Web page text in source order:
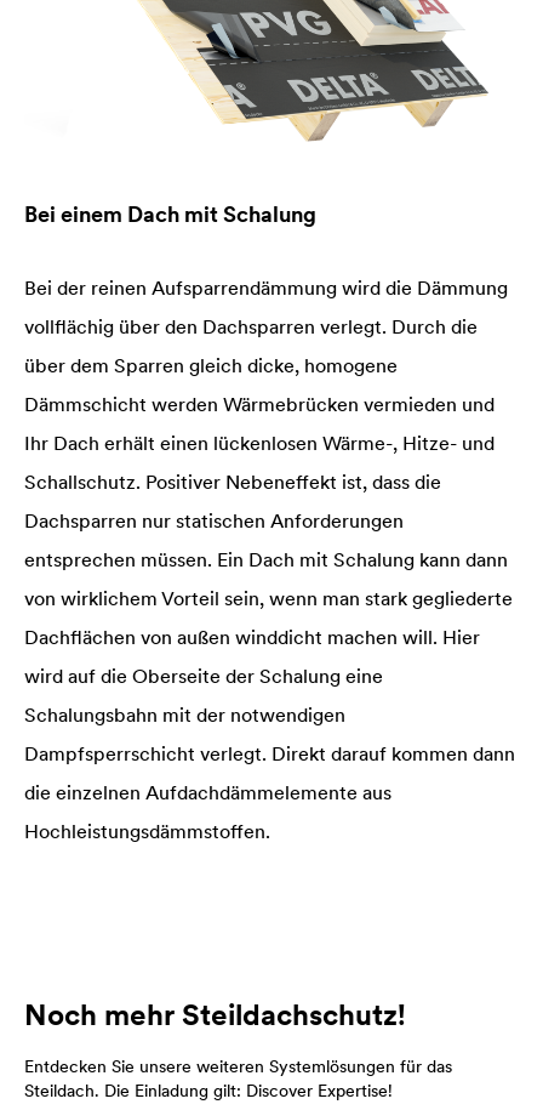
Bei einem Dach mit Schalung
Bei der reinen Aufsparrendämmung wird die Dämmung
vollflächig über den Dachsparren verlegt. Durch die
über dem Sparren gleich dicke, homogene
Dämmschicht werden Wärmebrücken vermieden und
Ihr Dach erhält einen lückenlosen Wärme-, Hitze- und
Schallschutz. Positiver Nebeneffekt ist, dass die
Dachsparren nur statischen Anforderungen
entsprechen müssen. Ein Dach mit Schalung kann dann
von wirklichem Vorteil sein, wenn man stark gegliederte
Dachflächen von außen winddicht machen will. Hier
wird auf die Oberseite der Schalung eine
Schalungsbahn mit der notwendigen
Dampfsperrschicht verlegt. Direkt darauf kommen dann
die einzelnen Aufdachdämmelemente aus
Hochleistungsdämmstoffen.
Noch mehr Steildachschutz!
Entdecken Sie unsere weiteren Systemlösungen für das
Steildach. Die Einladung gilt: Discover Expertise!